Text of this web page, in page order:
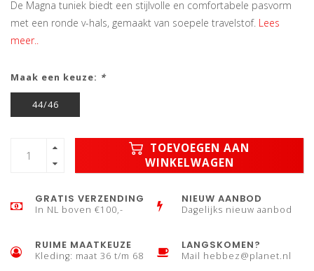
De Magna tuniek biedt een stijlvolle en comfortabele pasvorm
met een ronde v-hals, gemaakt van soepele travelstof. Lees
meer..
Maak een keuze: *
44/46
TOEVOEGEN AAN
WINKELWAGEN
GRATIS VERZENDING
In NL boven €100,-
NIEUW AANBOD
Dagelijks nieuw aanbod
RUIME MAATKEUZE
Kleding: maat 36 t/m 68
LANGSKOMEN?
Mail hebbez@planet.nl